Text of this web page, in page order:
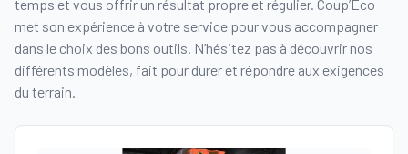
temps et vous offrir un résultat propre et régulier. Coup’Eco
met son expérience à votre service pour vous accompagner
dans le choix des bons outils. N’hésitez pas à découvrir nos
différents modèles, fait pour durer et répondre aux exigences
du terrain.